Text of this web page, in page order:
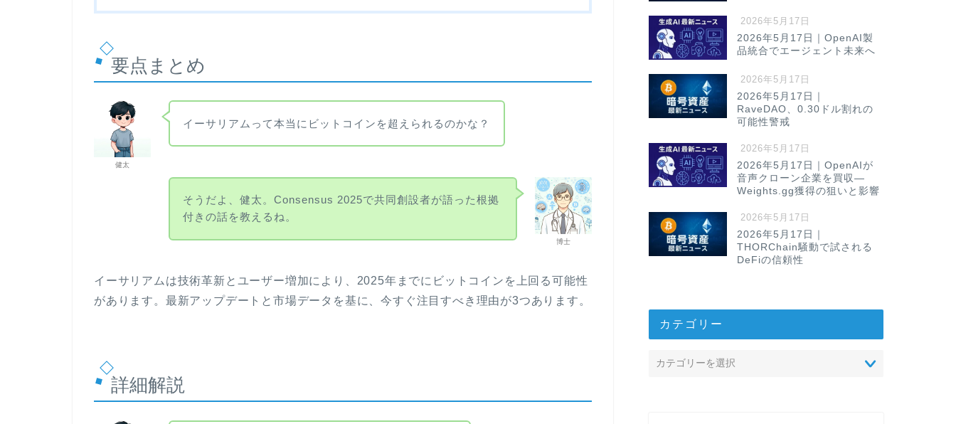
要点まとめ
健太
イーサリアムって本当にビットコインを超えられるのかな？
博士
そうだよ、健太。Consensus 2025で共同創設者が語った根拠
付きの話を教えるね。
イーサリアムは技術革新とユーザー増加により、2025年までにビットコインを上回る可能性
があります。最新アップデートと市場データを基に、今すぐ注目すべき理由が3つあります。
詳細解説
2026年5月17日
2026年5月17日｜OpenAI製
品統合でエージェント未来へ
2026年5月17日
2026年5月17日｜
RaveDAO、0.30ドル割れの
可能性警戒
2026年5月17日
2026年5月17日｜OpenAIが
音声クローン企業を買収—
Weights.gg獲得の狙いと影響
2026年5月17日
2026年5月17日｜
THORChain騒動で試される
DeFiの信頼性
カテゴリー